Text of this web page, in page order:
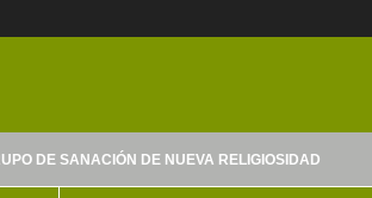
DE SANACIÓN DE NUEVA RELIGIOSIDAD